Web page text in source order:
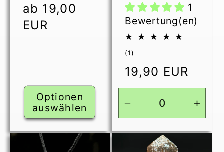
Normaler
Preis
ab 19,00
EUR
Optionen
auswählen
1
Bewertung(en)
(1)
insgesamt
Normaler
19,90 EUR
Verringere
die
Menge
die